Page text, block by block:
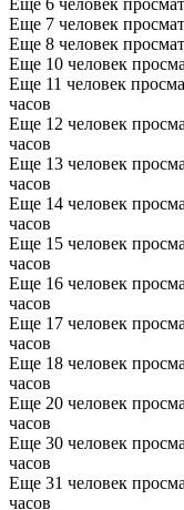
Еще 7 человек
Еще 8 человек
Еще 10 человек
Еще 11 человек
часов
Еще 12 человек
часов
Еще 13 человек
часов
Еще 14 человек
часов
Еще 15 человек
часов
Еще 16 человек
часов
Еще 17 человек
часов
Еще 18 человек
часов
Еще 20 человек
часов
Еще 30 человек
часов
Еще 31 человек
часов